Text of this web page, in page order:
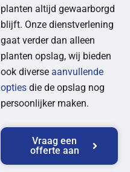
planten altijd gewaarborgd
blijft. Onze dienstverlening
gaat verder dan alleen
planten opslag, wij bieden
ook diverse aanvullende
opties die de opslag nog
persoonlijker maken.
Vraag een
offerte aan